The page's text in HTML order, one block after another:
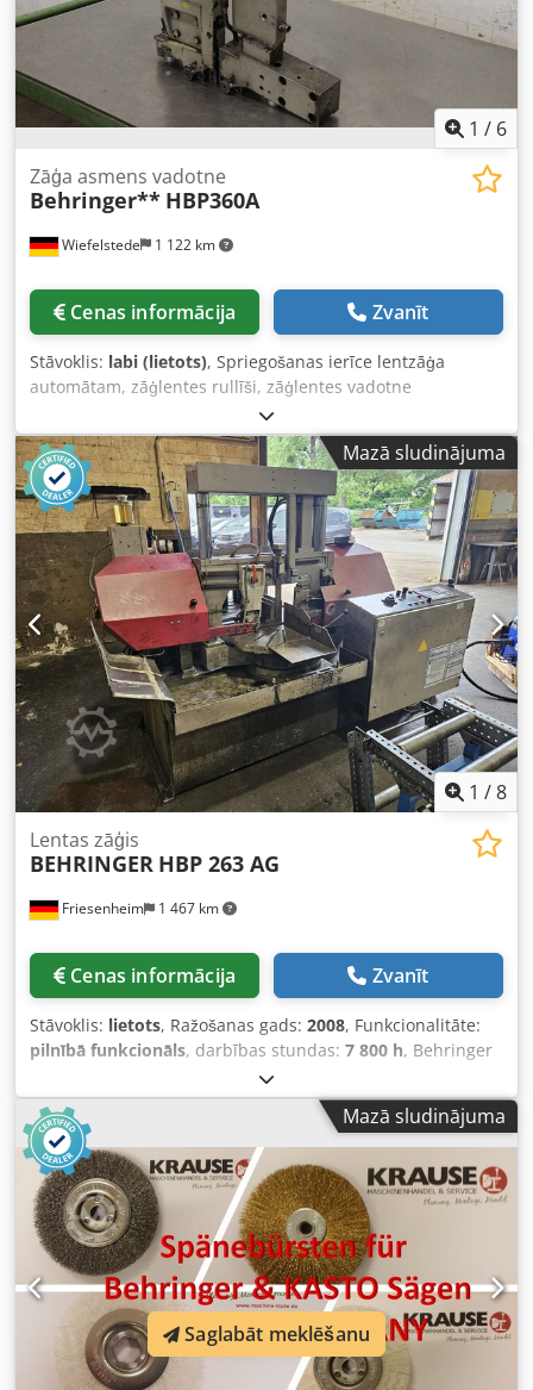
1 / 6
Wiefelstede 1 122 km
Zāģa asmens vadotne
Behringer** HBP360A
Cenas informācija Zvanīt
Stāvoklis: labi (lietots), Spriegošanas ierīce lentzāģa
automātam, zāģlentes rullīši, zāģlentes vadotne
Dedpsgccunjfx Aprekr - Zāģlentes vadotne no Behringer
HBP HBP360A lentzāģa automāta - Cena: komplektā -
Izmēri: 460/70/H505 mm - Svars: 28,6 kgMazā sludinājuma
1 /8
Friesenheim 1 467 km
Lentas zāģis
BEHRINGER HBP 263 AG
Cenas informācija Zvanīt
Stāvoklis: lietots, Ražošanas gads: 2008, Funkcionalitāte:
pilnībā funkcionāls, darbības stundas: 7 800 h, Behringer
HBP 263 AG — pilnībā automātiska metāla lentes zāģis ar
leņķa griešanas funkciju. Ražotājs: Behringer Dkjdpfxjzmh
Rbs Apror Tips: HBP 263 AG Izgatavošanas gads: 2008
Stāvoklis: lietots, darba kārtībā, var tikt demonstrēts, ir
pieejams video. Ieslēgšanas stundas: Zāģēšanas stundas:
16 028 stundas. Komplektācija: 7 785 stundas. -
Dokumentācija - Minimālās smērvielas padeve Pieejamība:
līdz krājumu izbeigšanai, ar paturēto tiesību, ka prece var
tikt pārdota citam pircējam.
Mazā sludinājuma
Saglabāt meklēšanu